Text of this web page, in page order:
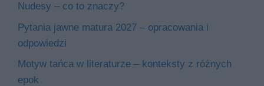
Nudesy – co to znaczy?
Pytania jawne matura 2027 – opracowania i
odpowiedzi
Motyw tańca w literaturze – konteksty z różnych
epok